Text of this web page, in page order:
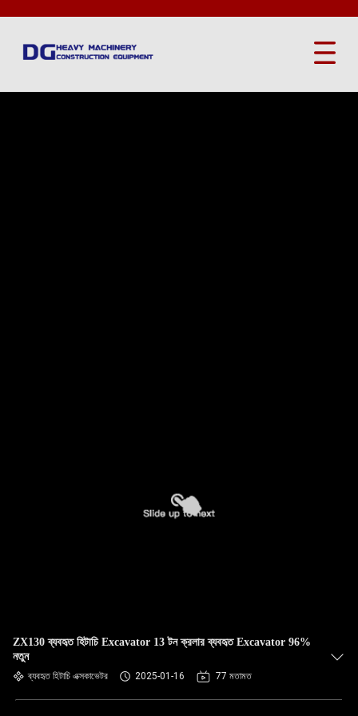
ZX130 ব্যবহৃত হিটাচি Excavator 13 টন ক্রলার ব্যবহৃত Excavator 96%
নতুন
ব্যবহৃত হিটাচি এক্সকাভেটর 2025-01-16 77 মতামত